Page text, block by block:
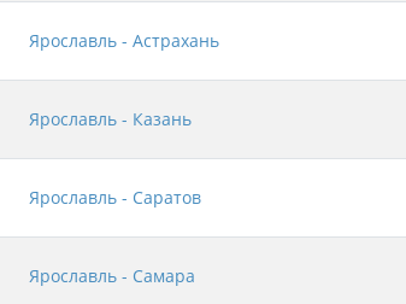
Ярославль - Астрахань
Ярославль - Казань
Ярославль - Саратов
Ярославль - Самара